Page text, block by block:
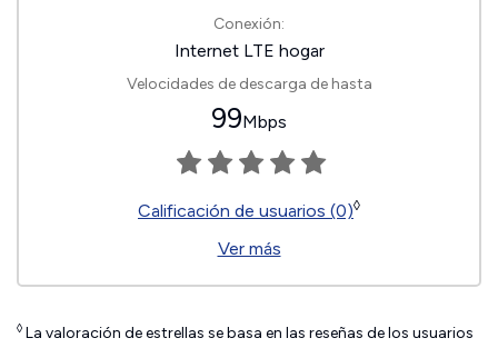
Conexión:
Internet LTE hogar
Velocidades de descarga de hasta
99Mbps
Calificación de usuarios (0)◊
Ver más
◊ La valoración de estrellas se basa en las reseñas de los usuarios